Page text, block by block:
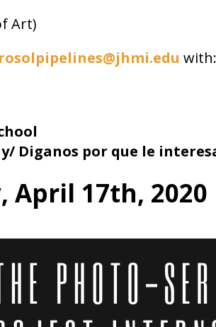
Art)
with:
Diganos por que le
April 17th, 2020